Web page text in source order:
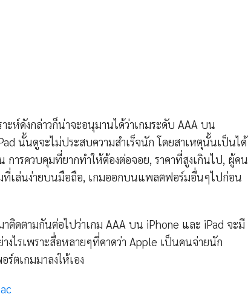
าะห์ดังกล่าวก็น่าจะอนุมานได้ว่าเกมระดับ AAA บน
นั้นดูจะไม่ประสบความสำเร็จนัก โดยสาเหตุนั้นเป็นได้
การควบคุมที่ยากทำให้ต้องต่อจอย, ราคาที่สูงเกินไป, ผู้คน
มที่เล่นง่ายบนมือถือ, เกมออกบนแพลตฟอร์มอื่นๆไปก่อน
ติดตามกันต่อไปว่าเกม AAA บน iPhone และ iPad จะมี
งไรเพราะสื่อหลายๆที่คาดว่า Apple เป็นคนจ่ายนัก
ตเกมมาลงให้เอง